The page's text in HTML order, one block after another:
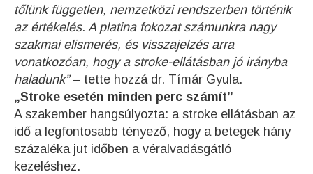
tőlünk független, nemzetközi rendszerben történik
az értékelés. A platina fokozat számunkra nagy
szakmai elismerés, és visszajelzés arra
vonatkozóan, hogy a stroke-ellátásban jó irányba
haladunk”– tette hozzá dr. Tímár Gyula.
„Stroke esetén minden perc számít”
A szakember hangsúlyozta: a stroke ellátásban az
idő a legfontosabb tényező, hogy a betegek hány
százaléka jut időben a véralvadásgátló
kezeléshez.